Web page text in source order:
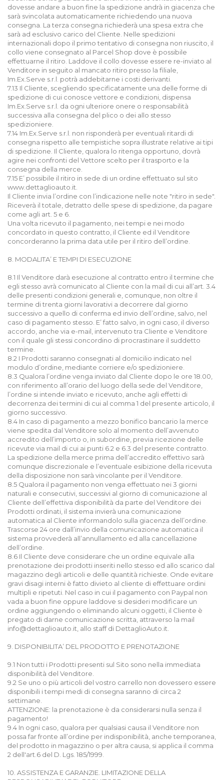
dovesse andare a buon fine la spedizione andrà in giacenza che
sarà svincolata automaticamente richiedendo una nuova
consegna. La terza consegna richiederà una spesa extra che
sarà ad esclusivo carico del Cliente. Nelle spedizioni
internazionali dopo il primo tentativo di consegna non riuscito, il
collo viene consegnato al Parcel Shop dove è possibile
effettuarne il ritiro. Laddove il collo dovesse essere re-inviato al
Venditore in seguito al mancato ritiro presso la filiale,
Im.Ex.Serve s.r.l. potrà addebitarne i costi derivanti.
7.13 Il Cliente, scegliendo specificatamente una delle forme di
spedizione di cui conosce vettore e condizioni, dispensa
Im.Ex.Serve s.r.l. da ogni ulteriore onere o responsabilità
successiva alla consegna del plico o dei allo stesso
spedizioniere.
7.14 Im.Ex.Serve s.r.l. non risponderà per eventuali ritardi di
consegna rispetto alle tempistiche sopra illustrate relative ai tipi
di spedizione. Il Cliente, qualora lo ritenga opportuno, dovrà
agire nei confronti del Vettore scelto per il trasporto e la
consegna della merce.
7.15 E’ possibile il ritiro in sede di un ordine effettuato sul sito
www.dettaglioauto.it.
Il Cliente invia l’ordine con l’indicazione nelle note "ritiro in sede".
Riceverà il totale, detratto delle spese di spedizione, da pagare
come agli art. 5 e 6.
Una volta ricevuto il pagamento, nei tempi e nei modo
concordato in questo contratto, il Cliente ed il Venditore
concorderanno la prima data utile per il ritiro dell’ordine.
8. MODALITA’ E TEMPI DI ESECUZIONE
8.1 Il Venditore darà esecuzione al contratto entro il termine che
egli stesso avrà comunicato al Cliente con la mail di cui all’art. 3.4
delle presenti condizioni generali e, comunque, non oltre il
termine di trenta giorni lavorativi a decorrere dal giorno
successivo a quello di conferma ed invio dell’ordine, salvo, nel
caso di pagamento stesso. E’ fatto salvo, in ogni caso, il diverso
accordo, anche via e-mail, intervenuto tra Cliente e Venditore
con il quale gli stessi concordino di procrastinare il suddetto
termine.
8.2 I Prodotti saranno consegnati al domicilio indicato nel
modulo d’ordine, mediante corriere e/o spedizioniere.
8.3 Qualora l’ordine venga inviato dal Cliente dopo le ore 18.00,
con riferimento all’orario del luogo della sede del Venditore,
l’ordine si intende inviato e ricevuto, anche agli effetti di
decorrenza dei termini di cui al comma 1 del presente articolo, il
giorno successivo.
8.4 In caso di pagamento a mezzo bonifico bancario la merce
viene spedita dal Venditore solo al momento dell’avvenuto
accredito dell’importo o, in subordine, previa ricezione delle
ricevute via mail di cui ai punti 6.2 e 6.3 del presente contratto.
La spedizione della merce prima dell’accredito effettivo sarà
comunque discrezionale e l’eventuale esibizione della ricevuta
della disposizione non sarà vincolante per il Venditore.
8.5 Qualora il pagamento non venga effettuato nei 3 giorni
naturali e consecutivi, successivi al giorno di comunicazione al
Cliente dell’effettiva disponibilità da parte del Venditore dei
Prodotti ordinati, il sistema invierà una comunicazione
automatica al Cliente informandolo sulla giacenza dell’ordine.
Trascorse 24 ore dall’invio della comunicazione automatica il
sistema provvederà all’annullamento ed alla cancellazione
dell’ordine.
8.6 Il Cliente deve considerare che un ordine equivale alla
prenotazione dei prodotti inseriti nello stesso ed allo scarico dal
magazzino degli articoli e delle quantità richieste. Onde evitare
gravi disagi interni è fatto divieto al cliente di effettuare ordini
multipli e ripetuti. Nel caso in cui il pagamento con Paypal non
vada a buon fine oppure laddove si desideri modificare un
ordine aggiungendo o eliminando alcuni oggetti, il Cliente è
pregato di darne comunicazione scritta, attraverso la mail
info@dettaglioauto.it, allo staff di DettaglioAuto.it.
9. DISPONIBILITA’ DEL PRODOTTO E PRENOTAZIONE
9.1 Non tutti i Prodotti presenti sul Sito sono nella immediata
disponibilità del Venditore.
9.2 Se uno o più articoli del vostro carrello non dovessero essere
disponibili i tempi medi di consegna saranno di circa 2
settimane.
ATTENZIONE: la prenotazione è da considerarsi nulla senza il
pagamento!
9.4 In ogni caso, qualora per qualsiasi causa il Venditore non
possa far fronte all’ordine per indisponibilità, anche temporanea,
del prodotto in magazzino o per altra causa, si applica il comma
2 dell'art.6 del D. Lgs. 185/1999.
10. ASSISTENZA E GARANZIE. LIMITAZIONE DELLA